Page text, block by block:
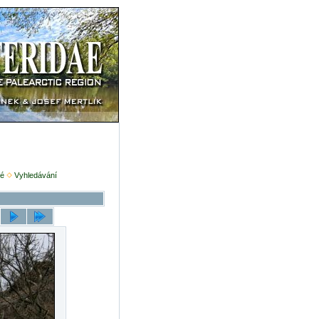
Vyhledávání